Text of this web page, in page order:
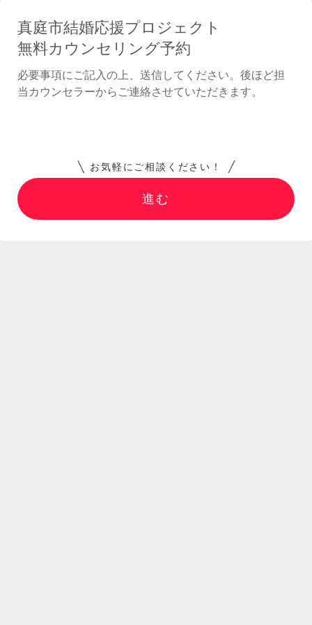
真庭市結婚応援プロジェクト
無料カウンセリング予約
必要事項にご記入の上、送信してください。後ほど担
当カウンセラーからご連絡させていただきます。
進む